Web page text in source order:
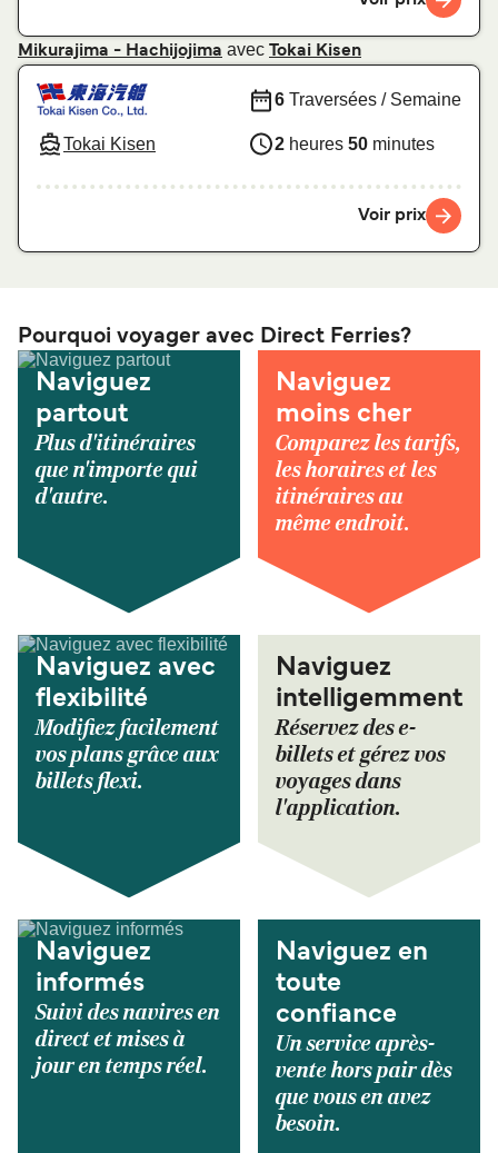
Mikurajima - Hachijojima avec Tokai Kisen
Tokai Kisen
6 Traversées / Semaine
2 heures 50 minutes
Voir prix
Pourquoi voyager avec Direct Ferries?
Naviguez
partout
Plus d'itinéraires
que n'importe qui
d'autre.
Naviguez
moins cher
Comparez les tarifs,
les horaires et les
itinéraires au
même endroit.
Naviguez avec
flexibilité
Modifiez facilement
vos plans grâce aux
billets flexi.
Naviguez
intelligemment
Réservez des e-
billets et gérez vos
voyages dans
l'application.
Naviguez
informés
Suivi des navires en
direct et mises à
jour en temps réel.
Naviguez en
toute
confiance
Un service après-
vente hors pair dès
que vous en avez
besoin.